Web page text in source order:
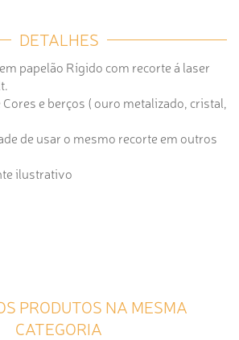
DETALHES
papelão Rígido com recorte á laser
e berços ( ouro metalizado, cristal,
de usar o mesmo recorte em outros
ilustrativo
PRODUTOS NA MESMA
CATEGORIA